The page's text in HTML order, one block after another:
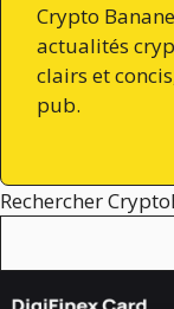
Crypto
actualités
clairs et
pub.
Rechercher